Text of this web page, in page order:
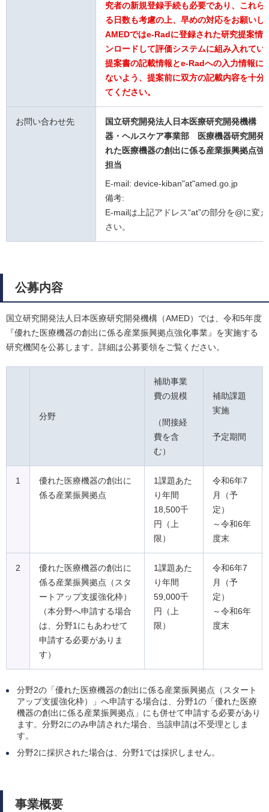
究者の新規登録手続も必要であり、これら
る日数も考慮の上、早めの対応をお願いし
AMEDではe-Radに登録された研究提案情
ンロードして評価システムに組み入れてい
提案書の記載情報とe-Radへの入力情報に
ないよう、提案前に双方の記載内容を十分
てください。
お問い合わせ先
国立研究開発法人日本医療研究開発機構
器・ヘルスケア事業部 医療機器研究開発
れた医療機器の創出に係る産業振興拠点強
担当
E-mail: device-kiban"at"amed.go.jp
備考:
E-mailは上記アドレス“at”の部分を@に変
さい。
公募内容
国立研究開発法人日本医療研究開発機構（AMED）では、令和5年度
『優れた医療機器の創出に係る産業振興拠点強化事業』を実施する
研究機関を公募します。詳細は公募要領をご覧ください。
分野
補助事業
費の規模
（間接経
費を含
む）
補助課題
実施
予定期間
1
優れた医療機器の創出に
係る産業振興拠点
1課題あた
り年間
18,500千
円（上
限）
令和6年7
月（予
定）
～令和6年
度末
2
優れた医療機器の創出に
係る産業振興拠点（スタ
ートアップ支援強化枠）
（本分野へ申請する場合
は、分野1にもあわせて
申請する必要がありま
す）
1課題あた
り年間
59,000千
円（上
限）
令和6年7
月（予
定）
～令和6年
度末
分野2の「優れた医療機器の創出に係る産業振興拠点（スタート
アップ支援強化枠）」へ申請する場合は、分野1の「優れた医療
機器の創出に係る産業振興拠点」にも併せて申請する必要があり
ます。分野2にのみ申請された場合、当該申請は不受理としま
す。
分野2に採択された場合は、分野1では採択しません。
事業概要